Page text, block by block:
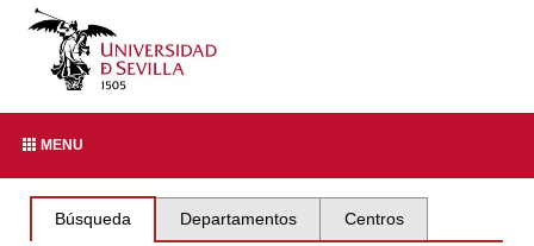
MENU
Búsqueda Departamentos Centros